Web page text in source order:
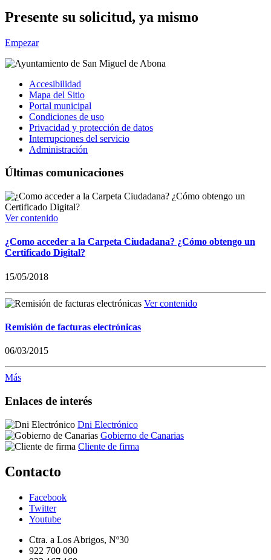
Presente su solicitud, ya mismo
Empezar
Accesibilidad
Mapa del Sitio
Portal municipal
Condiciones de uso
Privacidad y protección de datos
Interrupciones del servicio
Administración
Últimas comunicaciones
Ver contenido
¿Como acceder a la Carpeta Ciudadana? ¿Cómo obtengo un
Certificado Digital?
15/05/2018
Ver contenido
Remisión de facturas electrónicas
06/03/2015
Más
Enlaces de interés
Dni Electrónico
Gobierno de Canarias
Cliente de firma
Contacto
Facebook
Twitter
Youtube
Ctra. a Los Abrigos, Nº30
922 700 000